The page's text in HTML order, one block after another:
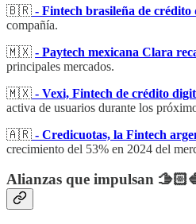
🇧🇷 - Fintech brasileña de
compañía.
🇲🇽 - Paytech mexicana Clara
principales mercados.
🇲🇽 - Vexi, Fintech de crédito
activa de usuarios durante los
🇦🇷 - Credicuotas, la Fintech
crecimiento del 53% en 2024 del
Alianzas que impulsan